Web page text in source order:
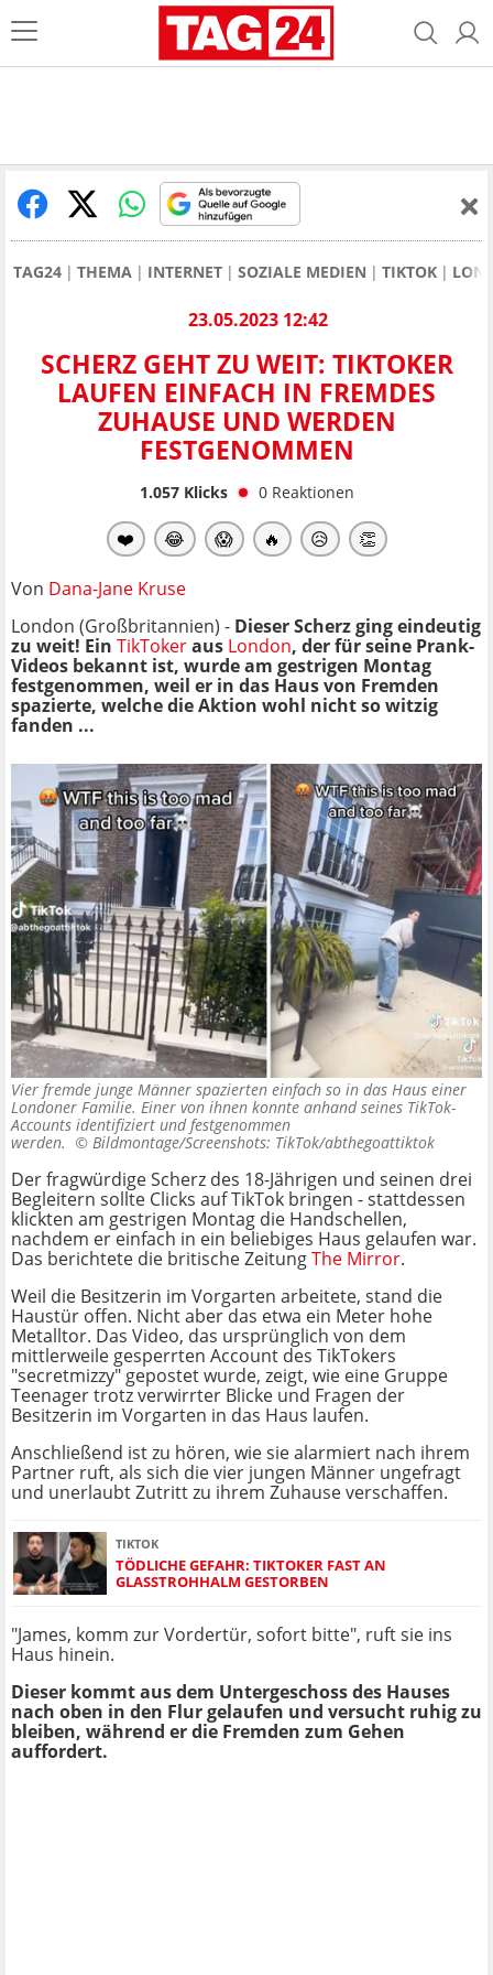
TAG24 THEMA INTERNET SOZIALE MEDIEN TIKTOK
23.05.2023 12:42
SCHERZ GEHT ZU WEIT: TIKTOKER
LAUFEN EINFACH IN FREMDES
ZUHAUSE UND WERDEN
FESTGENOMMEN
1.057Klicks 0 Reaktionen
❤️ 😂 😱 🔥 😥 👏
Von Dana-Jane Kruse
London (Großbritannien) - Dieser Scherz ging eindeutig
zu weit! Ein TikTokeraus London, der für seine Prank-
Videos bekannt ist, wurde am gestrigen Montag
festgenommen, weil er in das Haus von Fremden
spazierte, welche die Aktion wohl nicht so witzig
fanden ...
Vier fremde junge Männer spazierten einfach so in das Haus einer
Londoner Familie. Einer von ihnen konnte anhand seines TikTok-
Accounts identifiziert und festgenommen
werden. © Bildmontage/Screenshots: TikTok/abthegoattiktok
Der fragwürdige Scherz des 18-Jährigen und seinen drei
Begleitern sollte Clicks auf TikTok bringen - stattdessen
klickten am gestrigen Montag die Handschellen,
nachdem er einfach in ein beliebiges Haus gelaufen war.
Das berichtete die britische ZeitungThe Mirror.
Weil die Besitzerin im Vorgarten arbeitete, stand die
Haustür offen. Nicht aber das etwa ein Meter hohe
Metalltor. Das Video, das ursprünglich von dem
mittlerweile gesperrten Account des TikTokers
"secretmizzy" gepostet wurde, zeigt, wie eine Gruppe
Teenager trotz verwirrter Blicke und Fragen der
Besitzerin im Vorgarten in das Haus laufen.
Anschließend ist zu hören, wie sie alarmiert nach ihrem
Partner ruft, als sich die vier jungen Männer ungefragt
und unerlaubt Zutritt zu ihrem Zuhause verschaffen.
TIKTOK
TÖDLICHE GEFAHR: TIKTOKER FAST AN
GLASSTROHHALM GESTORBEN
"James, komm zur Vordertür, sofort bitte", ruft sie ins
Haus hinein.
Dieser kommt aus dem Untergeschoss des Hauses
nach oben in den Flur gelaufen und versucht ruhig zu
bleiben, während er die Fremden zum Gehen
auffordert.